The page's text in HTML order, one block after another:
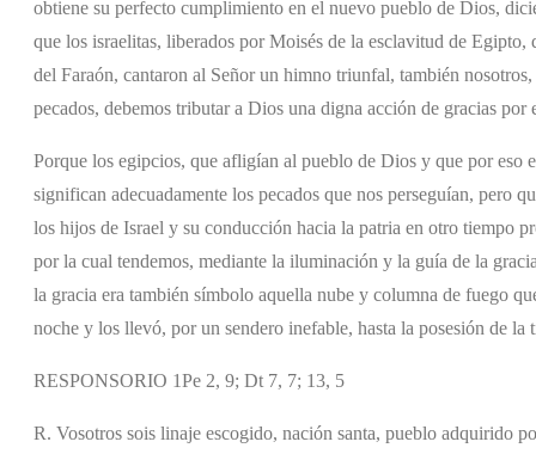
obtiene su perfecto cumplimiento en el nuevo pueblo de Dios,
que los israelitas, liberados por Moisés de la esclavitud de
del Faraón, cantaron al Señor un himno triunfal, también
pecados, debemos tributar a Dios una digna acción de gracias por
Porque los egipcios, que afligían al pueblo de Dios y que por
significan adecuadamente los pecados que nos perseguían, pero
los hijos de Israel y su conducción hacia la patria en otro tiempo
por la cual tendemos, mediante la iluminación y la guía de la
la gracia era también símbolo aquella nube y columna de fuego
noche y los llevó, por un sendero inefable, hasta la posesión de la
RESPONSORIO 1Pe 2, 9; Dt 7, 7; 13, 5
R. Vosotros sois linaje escogido, nación santa, pueblo adquirido